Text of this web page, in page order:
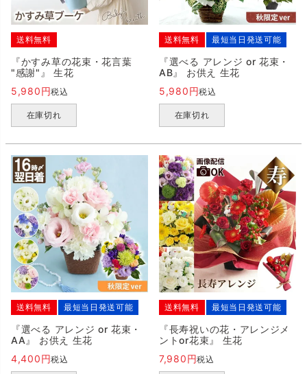
送料無料
『かすみ草の花束・花言葉
"感謝"』 生花
5,980
税込
在庫切れ
送料無料 最短当日発送可能
『選べる アレンジ or 花束・
AB』 お供え 生花
5,980
税込
在庫切れ
送料無料 最短当日発送可能
『選べる アレンジ or 花束・
AA』 お供え 生花
4,400
税込
送料無料 最短当日発送可能
『長寿祝いの花・アレンジメ
ントor花束』 生花
7,980
税込